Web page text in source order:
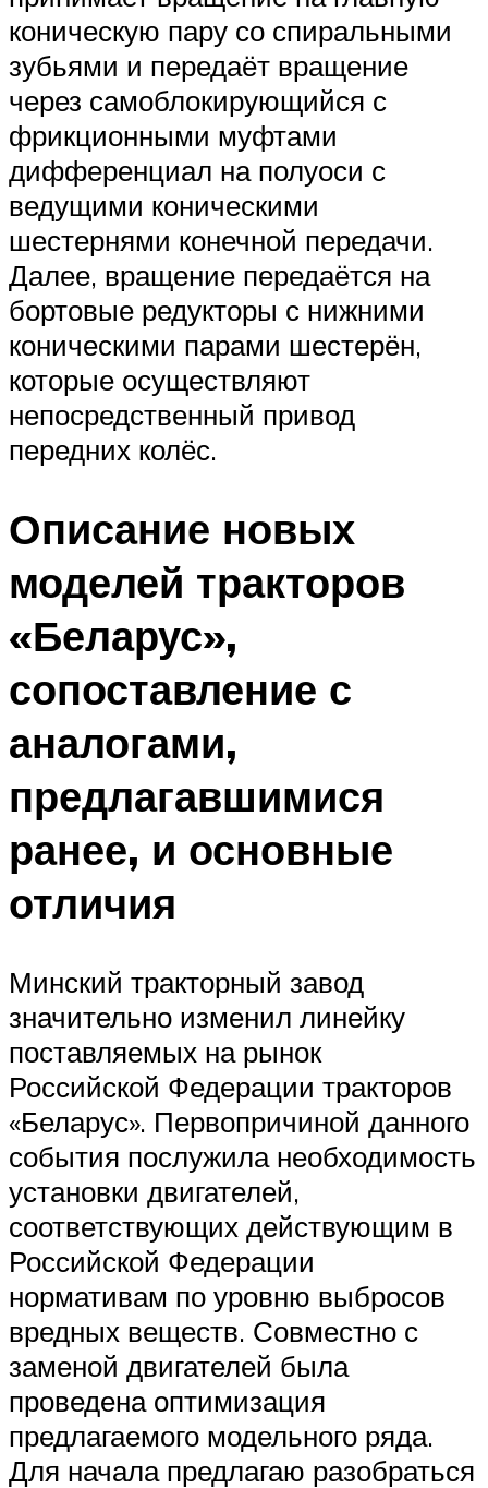
коническую пару со спиральными
зубьями и передаёт вращение
через самоблокирующийся с
фрикционными муфтами
дифференциал на полуоси с
ведущими коническими
шестернями конечной передачи.
Далее, вращение передаётся на
бортовые редукторы с нижними
коническими парами шестерён,
которые осуществляют
непосредственный привод
передних колёс.
Описание новых
моделей тракторов
«Беларус»,
сопоставление с
аналогами,
предлагавшимися
ранее, и основные
отличия
Минский тракторный завод
значительно изменил линейку
поставляемых на рынок
Российской Федерации тракторов
«Беларус». Первопричиной данного
события послужила необходимость
установки двигателей,
соответствующих действующим в
Российской Федерации
нормативам по уровню выбросов
вредных веществ. Совместно с
заменой двигателей была
проведена оптимизация
предлагаемого модельного ряда.
Для начала предлагаю разобраться